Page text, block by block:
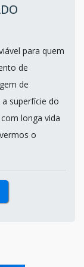
para quem
de
de
superfície do
longa vida
o